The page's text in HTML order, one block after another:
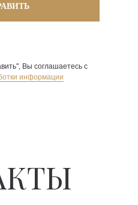
Вы соглашаетесь с
информации